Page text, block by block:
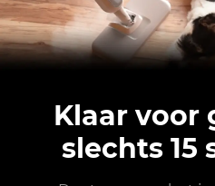
Klaar voor
slechts 15